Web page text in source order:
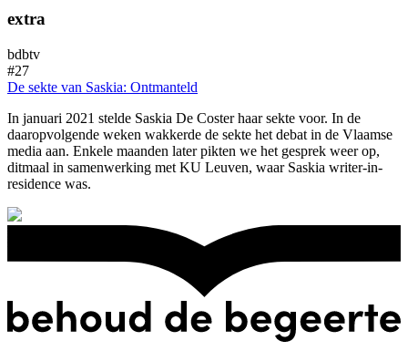
extra
bdbtv
#27
De sekte van Saskia: Ontmanteld
In januari 2021 stelde Saskia De Coster haar sekte voor. In de
daaropvolgende weken wakkerde de sekte het debat in de Vlaamse
media aan. Enkele maanden later pikten we het gesprek weer op,
ditmaal in samenwerking met KU Leuven, waar Saskia writer-in-
residence was.